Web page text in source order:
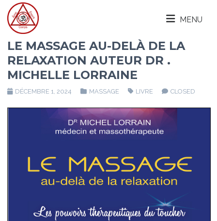
MENU
LE MASSAGE AU-DELÀ DE LA
RELAXATION AUTEUR DR .
MICHELLE LORRAINE
DÉCEMBRE 1, 2024 MASSAGE LIVRE CLOSED